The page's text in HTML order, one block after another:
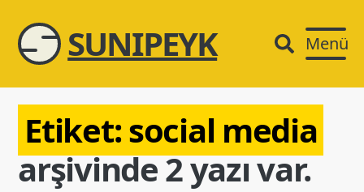
SUNIPEYK Menü
Etiket:social media
arşivinde 2 yazı var.